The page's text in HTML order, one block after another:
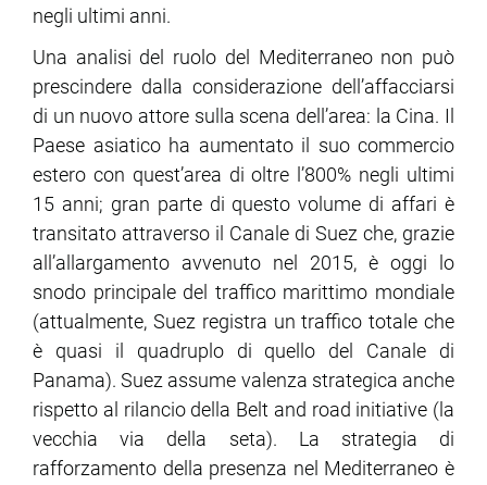
negli ultimi anni.
Una analisi del ruolo del Mediterraneo non può
prescindere dalla considerazione dell’affacciarsi
di un nuovo attore sulla scena dell’area: la Cina. Il
Paese asiatico ha aumentato il suo commercio
estero con quest’area di oltre l’800% negli ultimi
15 anni; gran parte di questo volume di affari è
transitato attraverso il Canale di Suez che, grazie
all’allargamento avvenuto nel 2015, è oggi lo
snodo principale del traffico marittimo mondiale
(attualmente, Suez registra un traffico totale che
è quasi il quadruplo di quello del Canale di
Panama). Suez assume valenza strategica anche
rispetto al rilancio della Belt and road initiative (la
vecchia via della seta). La strategia di
rafforzamento della presenza nel Mediterraneo è